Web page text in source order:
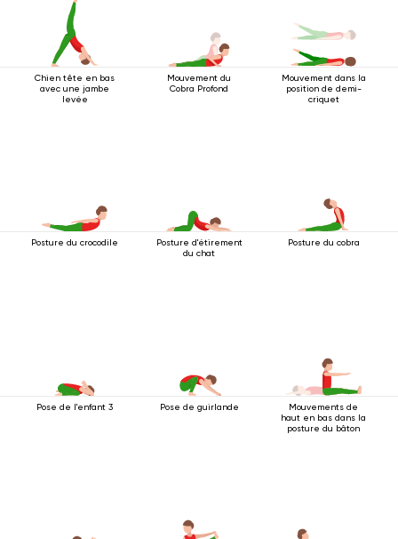
Chien tête en bas
avec une jambe
levée
Mouvement du
Cobra Profond
Mouvement dans la
position de demi-
criquet
Posture du crocodile
Posture d'étirement
du chat
Posture du cobra
Pose de l'enfant 3 Pose de guirlande
Mouvements de
haut en bas dans la
posture du bâton